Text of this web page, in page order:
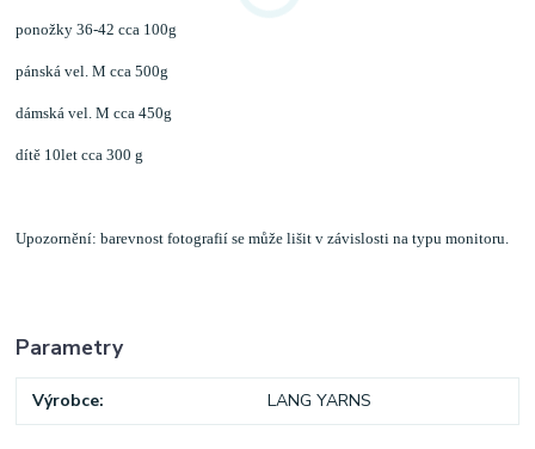
ponožky 36-42 cca 100g
pánská vel. M cca 500g
dámská vel. M cca 450g
dítě 10let cca 300 g
Upozornění: barevnost fotografií se může lišit v závislosti na typu monitoru.
Parametry
Výrobce LANG YARNS